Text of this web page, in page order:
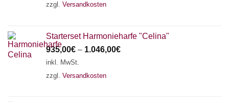
zzgl. Versandkosten
Starterset Harmonieharfe "Celina"
935,00€ – 1.046,00€
inkl. MwSt.
zzgl. Versandkosten